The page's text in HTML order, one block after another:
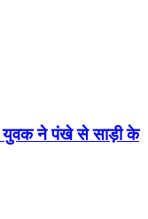
युवक ने पंखे से साड़ी के